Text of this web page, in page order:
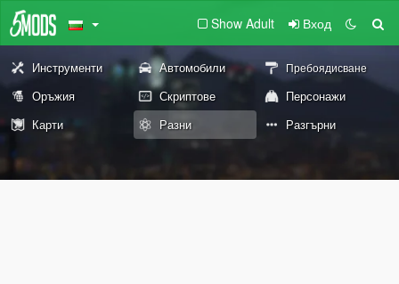
Show Adult Вход
Инструменти Автомобили Пребоядисване
Оръжия Скриптове
Персонажи
Карти
Разни Разгърни